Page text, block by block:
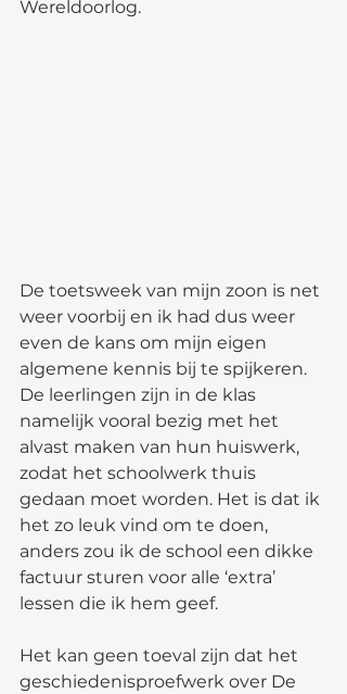
Wereldoorlog.
De toetsweek van mijn zoon is net
weer voorbij en ik had dus weer
even de kans om mijn eigen
algemene kennis bij te spijkeren.
De leerlingen zijn in de klas
namelijk vooral bezig met het
alvast maken van hun huiswerk,
zodat het schoolwerk thuis
gedaan moet worden. Het is dat ik
het zo leuk vind om te doen,
anders zou ik de school een dikke
factuur sturen voor alle ‘extra’
lessen die ik hem geef.
Het kan geen toeval zijn dat het
geschiedenisproefwerk over De